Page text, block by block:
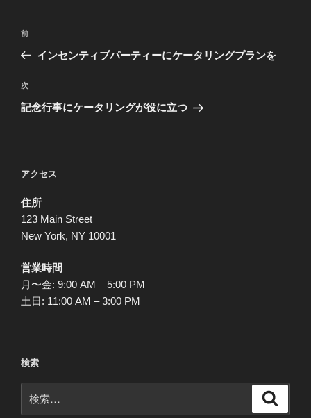
投
ナ
ビ
ゲ
ン
前
の
稿
前
インセンティブパーティーにケータリングプランを
次
の
次
記念行事にケータリングが役に立つ
アクセス
住所
123 Main Street
New York, NY 10001
営業時間
月〜金: 9:00 AM – 5:00 PM
土日: 11:00 AM – 3:00 PM
検索
索: